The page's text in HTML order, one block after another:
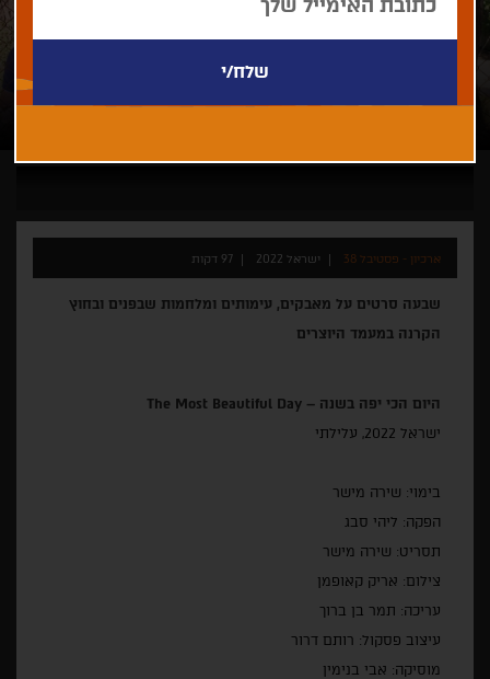
ארכיון - פסטיבל 38 ישראל 2022 97 דקות
שבעה סרטים על מאבקים, עימותים ומלחמות שבפנים ובחוץ
הקרנה במעמד היוצרים
היום הכי יפה בשנה – The Most Beautiful Day
ישראל 2022, עלילתי
בימוי: שירה מישר
הפקה: ליהי סבג
תסריט: שירה מישר
צילום: אריק קאופמן
עריכה: תמר בן ברוך
עיצוב פסקול: רותם דרור
מוסיקה: אבי בנימין